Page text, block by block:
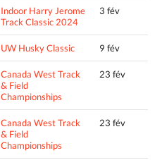
Indoor Harry Jerome
Track Classic 2024
3 fév
UW Husky Classic 9 fév
Canada West Track
& Field
Championships
23 fév
Canada West Track
& Field
Championships
23 fév